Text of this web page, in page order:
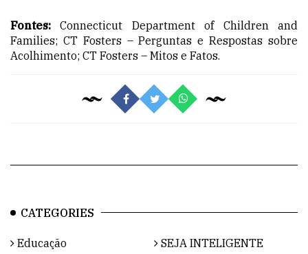
Fontes: Connecticut Department of Children and
Families; CT Fosters – Perguntas e Respostas sobre
Acolhimento; CT Fosters – Mitos e Fatos.
CATEGORIES
Educação
SEJA INTELIGENTE